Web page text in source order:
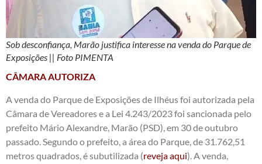
Sob desconfiança, Marão justifica interesse na venda do Parque de
Exposições || Foto PIMENTA
CÂMARA AUTORIZA
A venda do Parque de Exposições de Ilhéus foi autorizada pela
Câmara de Vereadores e a Lei 4.243/2023 foi sancionada pelo
prefeito Mário Alexandre, Marão (PSD), em 30 de outubro
passado. Segundo o prefeito, a área do Parque, de 31.762,51
metros quadrados, é subutilizada (reveja aqui). A venda,